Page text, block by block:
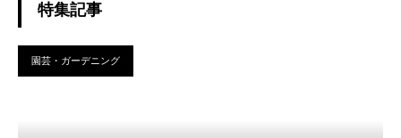
特集記事
園芸・ガーデニング